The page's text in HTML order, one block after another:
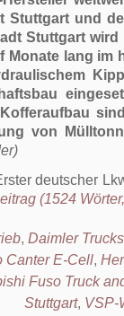
Stuttgart und
Stuttgart
Monate lang im
von
deutscher
(1524
, Daimler Trucks
Canter E-Cell,
Fuso Truck
Stuttgart, VSP-